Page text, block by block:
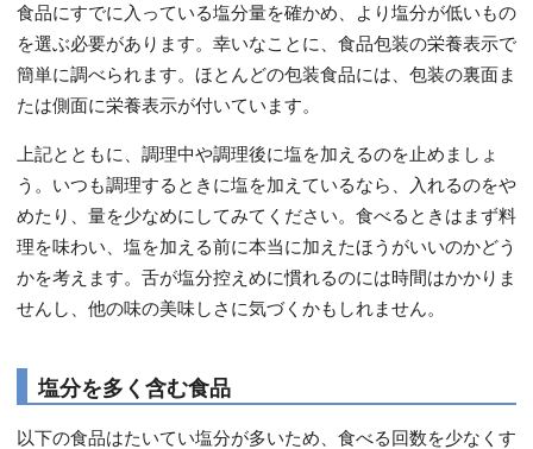
食品にすでに入っている塩分量を確かめ、より塩分が低いもの
を選ぶ必要があります。幸いなことに、食品包装の栄養表示で
簡単に調べられます。ほとんどの包装食品には、包装の裏面ま
たは側面に栄養表示が付いています。
上記とともに、調理中や調理後に塩を加えるのを止めましょ
う。いつも調理するときに塩を加えているなら、入れるのをや
めたり、量を少なめにしてみてください。食べるときはまず料
理を味わい、塩を加える前に本当に加えたほうがいいのかどう
かを考えます。舌が塩分控えめに慣れるのには時間はかかりま
せんし、他の味の美味しさに気づくかもしれません。
塩分を多く含む食品
以下の食品はたいてい塩分が多いため、食べる回数を少なくす